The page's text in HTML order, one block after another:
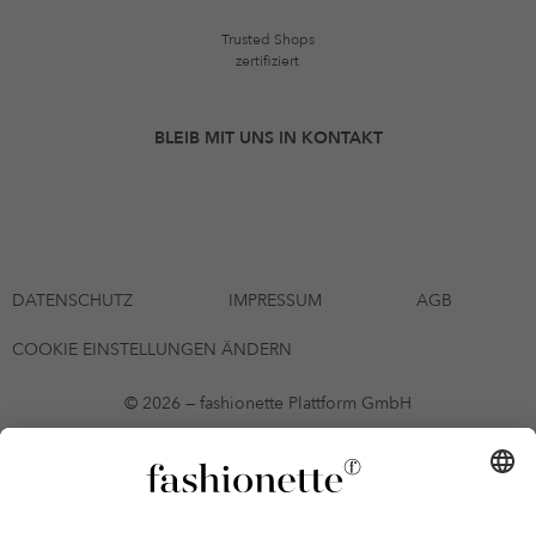
Trusted Shops
zertifiziert
BLEIB MIT UNS IN KONTAKT
DATENSCHUTZ IMPRESSUM AGB
COOKIE EINSTELLUNGEN ÄNDERN
© 2026 — fashionette Plattform GmbH
*Gutschein bis zum 06.08.2026 mehrmals auf alle Artikel der Seite
fashionette.at/selected-styles anwendbar. Es gelten die in den AGB